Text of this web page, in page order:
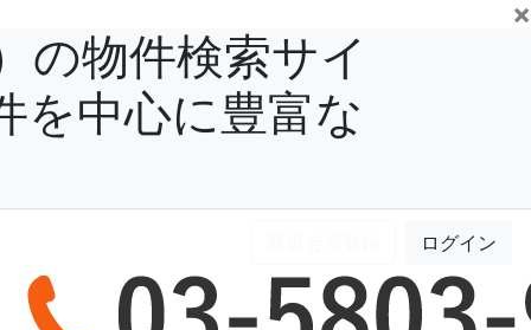
×
の物件検索サイ
を中心に豊富な
ログイン